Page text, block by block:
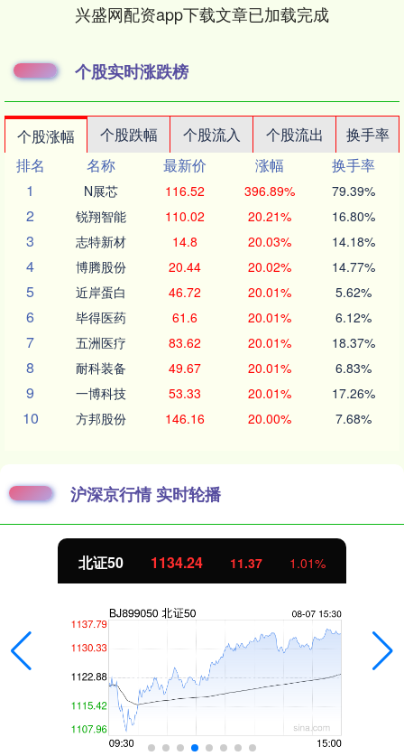
兴盛网配资app下载文章已加载完成
个股实时涨跌榜
个股涨幅 个股跌幅 个股流入 个股流出
换手率
排名
名称 最新价 涨幅
换手率
1
N展芯 116.52 396.89% 79.39%
2 锐翔智能 110.02 20.21% 16.80%
3 志特新材 14.8 20.03% 14.18%
4 博腾股份 20.44 20.02% 14.77%
5 近岸蛋白 46.72 20.01% 5.62%
6 毕得医药 61.6 20.01% 6.12%
7 五洲医疗 83.62 20.01% 18.37%
8 耐科装备 49.67 20.01% 6.83%
9 一博科技 53.33 20.01% 17.26%
10 方邦股份 146.16 20.00% 7.68%
沪深京行情 实时轮播
北证50 1134.24 11.37 1.01%